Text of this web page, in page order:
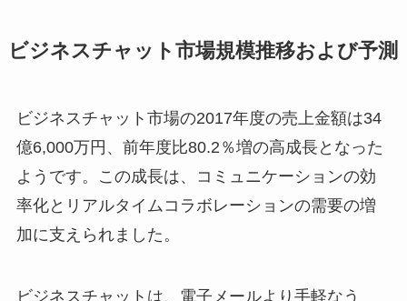
ビジネスチャット市場規模推移および予測
ビジネスチャット市場の2017年度の売上金額は34
億6,000万円、前年度比80.2％増の高成長となった
ようです。
この成長は、コミュニケーションの効
率化とリアルタイムコラボレーションの需要の増
加に支えられました。
ビジネスチャットは、電子メールより手軽なう